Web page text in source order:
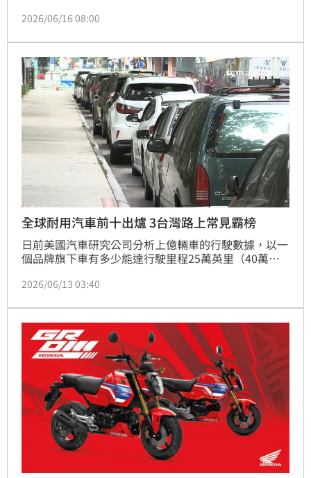
Chair Classic」，不只是椅子，更像是把經典機車文化
2026/06/16 08:00
全球耐用汽車前十出爐 3台灣路上常見霸榜
日前美國汽車研究公司分析上億輛車的行駛數據，以一
個品牌旗下車有多少能達行駛里程25萬英里（40萬公
容易看到的Toyota、Lexus、Honda在汽車耐用度排名
克、雪佛蘭也有上榜，不過名次相對後面。
2026/06/13 03:40